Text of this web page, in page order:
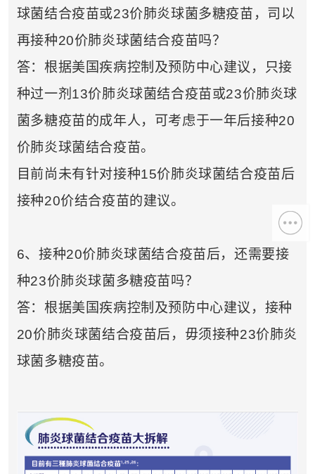
球菌结合疫苗或23价肺炎球菌多糖疫苗，司以
再接种20价肺炎球菌结合疫苗吗？
答：根据美国疾病控制及预防中心建议，只接
种过一剂13价肺炎球菌结合疫苗或23价肺炎球
菌多糖疫苗的成年人，可考虑于一年后接种20
价肺炎球菌结合疫苗。
目前尚未有针对接种15价肺炎球菌结合疫苗后
接种20价结合疫苗的建议。
6、接种20价肺炎球菌结合疫苗后，还需要接
种23价肺炎球菌多糖疫苗吗？
答：根据美国疾病控制及预防中心建议，接种
20价肺炎球菌结合疫苗后，毋须接种23价肺炎
球菌多糖疫苗。